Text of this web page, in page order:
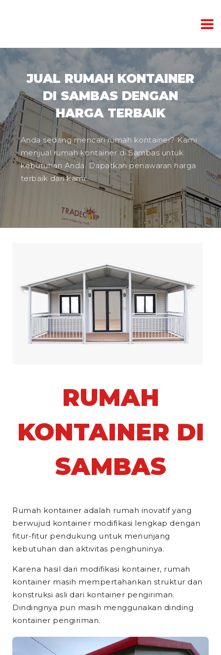
JUAL RUMAH KONTAINER
DI SAMBAS DENGAN
HARGA TERBAIK
Anda sedang mencari rumah kontainer? Kami
menjual rumah kontainer di Sambas untuk
kebutuhan Anda. Dapatkan penawaran harga
terbaik dari kami.
RUMAH
KONTAINER DI
SAMBAS
Rumah kontainer adalah rumah inovatif yang
berwujud kontainer modifikasi lengkap dengan
fitur-fitur pendukung untuk menunjang
kebutuhan dan aktivitas penghuninya.
Karena hasil dari modifikasi kontainer, rumah
kontainer masih mempertahankan struktur dan
konstruksi asli dari kontainer pengiriman.
Dindingnya pun masih menggunakan dinding
kontainer pengiriman.